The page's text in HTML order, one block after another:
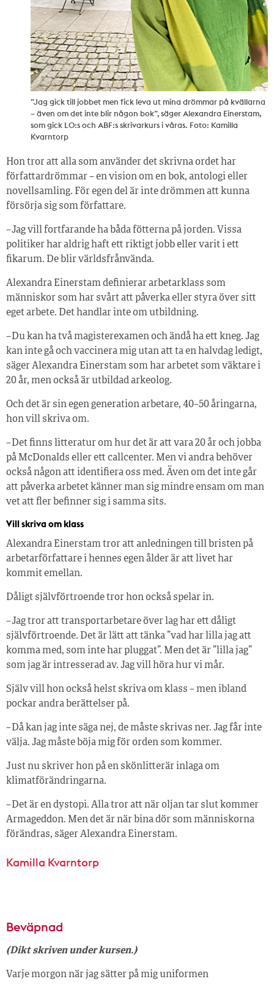
”Jag gick till jobbet men fick leva ut mina drömmar på kvällarna
– även om det inte blir någon bok”, säger Alexandra Einerstam,
som gick LO:s och ABF:s skrivarkurs i våras. Foto: Kamilla
Kvarntorp
Hon tror att alla som använder det skrivna ordet har
författardrömmar – en vision om en bok, antologi eller
novellsamling. För egen del är inte drömmen att kunna
försörja sig som författare.
– Jag vill fortfarande ha båda fötterna på jorden. Vissa
politiker har aldrig haft ett riktigt jobb eller varit i ett
fikarum. De blir världsfrånvända.
Alexandra Einerstam definierar arbetarklass som
människor som har svårt att påverka eller styra över sitt
eget arbete. Det handlar inte om utbildning.
– Du kan ha två magisterexamen och ändå ha ett kneg. Jag
kan inte gå och vaccinera mig utan att ta en halvdag ledigt,
säger Alexandra Einerstam som har arbetet som väktare i
20 år, men också är utbildad arkeolog.
Och det är sin egen generation arbetare, 40–50 åringarna,
hon vill skriva om.
– Det finns litteratur om hur det är att vara 20 år och jobba
på McDonalds eller ett callcenter. Men vi andra behöver
också någon att identifiera oss med. Även om det inte går
att påverka arbetet känner man sig mindre ensam om man
vet att fler befinner sig i samma sits.
Vill skriva om klass
Alexandra Einerstam tror att anledningen till bristen på
arbetarförfattare i hennes egen ålder är att livet har
kommit emellan.
Dåligt självförtroende tror hon också spelar in.
– Jag tror att transportarbetare över lag har ett dåligt
självförtroende. Det är lätt att tänka ”vad har lilla jag att
komma med, som inte har pluggat”. Men det är ”lilla jag”
som jag är intresserad av. Jag vill höra hur vi mår.
Själv vill hon också helst skriva om klass – men ibland
pockar andra berättelser på.
– Då kan jag inte säga nej, de måste skrivas ner. Jag får inte
välja. Jag måste böja mig för orden som kommer.
Just nu skriver hon på en skönlitterär inlaga om
klimatförändringarna.
– Det är en dystopi. Alla tror att när oljan tar slut kommer
Armageddon. Men det är när bina dör som människorna
förändras, säger Alexandra Einerstam.
Kamilla Kvarntorp
Beväpnad
(Dikt skriven under kursen.)
Varje morgon när jag sätter på mig uniformen